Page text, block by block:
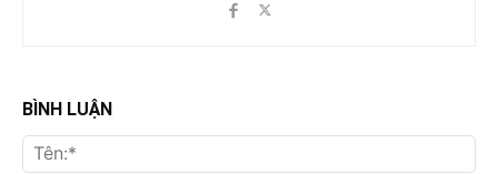
BÌNH LUẬN